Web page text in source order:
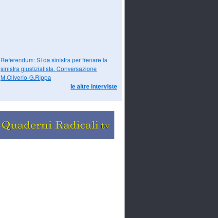
Referendum: SI da sinistra per frenare la
sinistra giustizialista. Conversazione
M.Oliverio-G.Rippa
le altre interviste